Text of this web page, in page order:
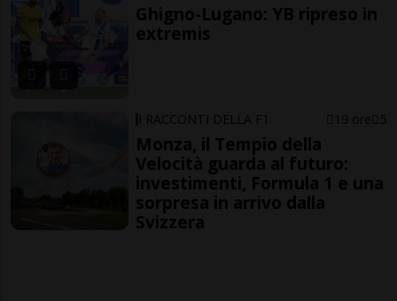
Ghigno-Lugano: YB ripreso in
extremis
I RACCONTI DELLA F1 19 ore 5
Monza, il Tempio della
Velocità guarda al futuro:
investimenti, Formula 1 e una
sorpresa in arrivo dalla
Svizzera